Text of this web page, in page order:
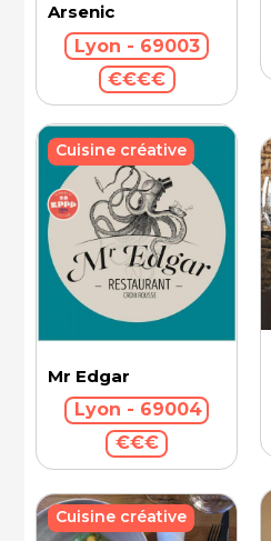
Arsenic
Lyon - 69003
€€€€
Mr Edgar
Lyon - 69004
€€€
Cuisine créative
Cuisine créative